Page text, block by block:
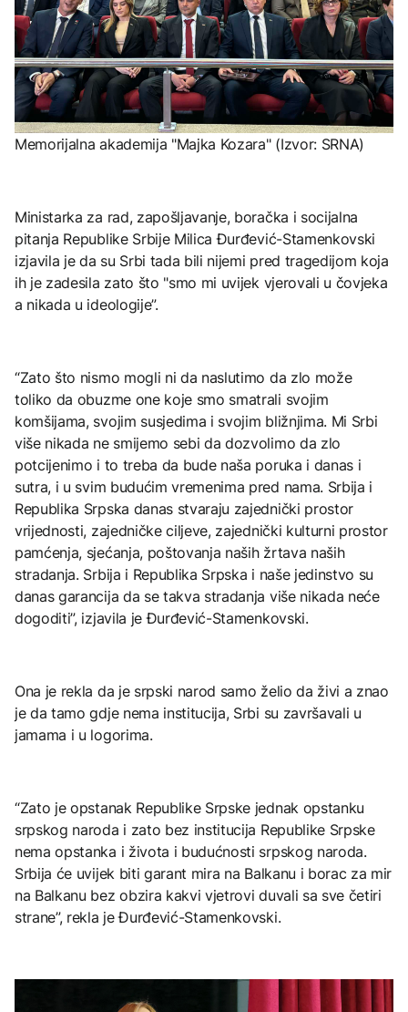
Memorijalna akademija "Majka Kozara" (Izvor: SRNA)
Ministarka za rad, zapošljavanje, boračka i socijalna
pitanja Republike Srbije Milica Đurđević-Stamenkovski
izjavila je da su Srbi tada bili nijemi pred tragedijom koja
ih je zadesila zato što "smo mi uvijek vjerovali u čovjeka
a nikada u ideologije”.
“Zato što nismo mogli ni da naslutimo da zlo može
toliko da obuzme one koje smo smatrali svojim
komšijama, svojim susjedima i svojim bližnjima. Mi Srbi
više nikada ne smijemo sebi da dozvolimo da zlo
potcijenimo i to treba da bude naša poruka i danas i
sutra, i u svim budućim vremenima pred nama. Srbija i
Republika Srpska danas stvaraju zajednički prostor
vrijednosti, zajedničke ciljeve, zajednički kulturni prostor
pamćenja, sjećanja, poštovanja naših žrtava naših
stradanja. Srbija i Republika Srpska i naše jedinstvo su
danas garancija da se takva stradanja više nikada neće
dogoditi”, izjavila je Đurđević-Stamenkovski.
Ona je rekla da je srpski narod samo želio da živi a znao
je da tamo gdje nema institucija, Srbi su završavali u
jamama i u logorima.
“Zato je opstanak Republike Srpske jednak opstanku
srpskog naroda i zato bez institucija Republike Srpske
nema opstanka i života i budućnosti srpskog naroda.
Srbija će uvijek biti garant mira na Balkanu i borac za mir
na Balkanu bez obzira kakvi vjetrovi duvali sa sve četiri
strane”, rekla je Đurđević-Stamenkovski.